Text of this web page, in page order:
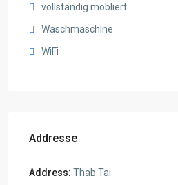
vollständig möbliert
Waschmaschine
WiFi
Addresse
Address: Thab Tai